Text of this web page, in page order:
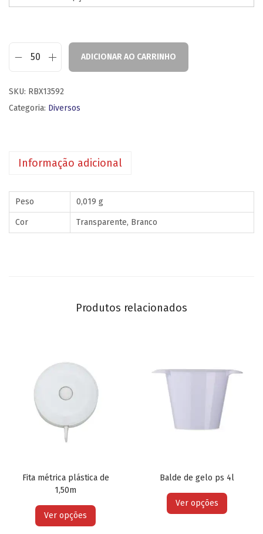
ADICIONAR AO CARRINHO
SKU: RBX13592
Categoria: Diversos
Informação adicional
Peso 0,019 g
Cor Transparente, Branco
Produtos relacionados
Fita métrica plástica de
1,50m
Ver opções
Balde de gelo ps 4l
Ver opções